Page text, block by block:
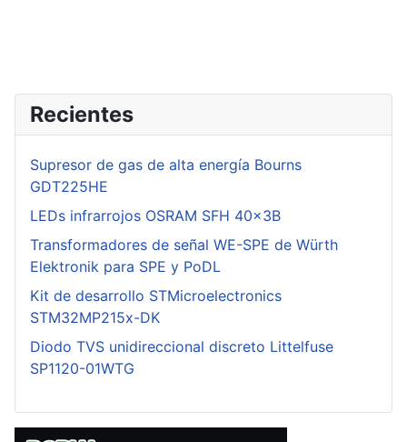
Recientes
Supresor de gas de alta energía Bourns
GDT225HE
LEDs infrarrojos OSRAM SFH 40x3B
Transformadores de señal WE-SPE de Würth
Elektronik para SPE y PoDL
Kit de desarrollo STMicroelectronics
STM32MP215x-DK
Diodo TVS unidireccional discreto Littelfuse
SP1120-01WTG